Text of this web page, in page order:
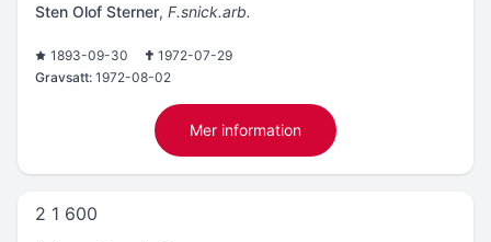
Sten Olof Sterner, F.snick.arb.
1893-09-30
1972-07-29
Gravsatt: 1972-08-02
Mer information
2 1 600